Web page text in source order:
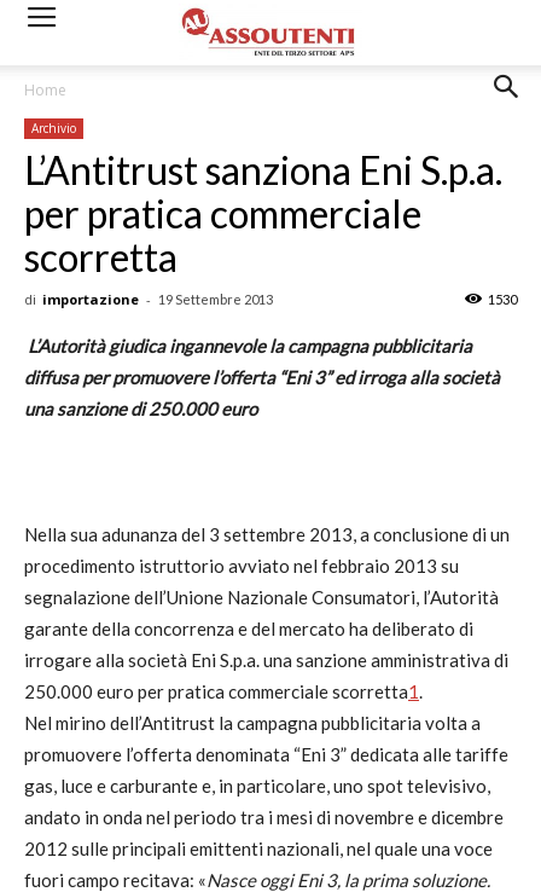
Home
Archivio
L’Antitrust sanziona Eni S.p.a.
per pratica commerciale
scorretta
di importazione - 19 Settembre 2013 1530
L’Autorità giudica ingannevole la campagna pubblicitaria
diffusa per promuovere l’offerta “Eni 3” ed irroga alla società
una sanzione di 250.000 euro
Nella sua adunanza del 3 settembre 2013, a conclusione di un
procedimento istruttorio avviato nel febbraio 2013 su
segnalazione dell’Unione Nazionale Consumatori, l’Autorità
garante della concorrenza e del mercato ha deliberato di
irrogare alla società Eni S.p.a. una sanzione amministrativa di
250.000 euro per pratica commerciale scorretta1.
Nel mirino dell’Antitrust la campagna pubblicitaria volta a
promuovere l’offerta denominata “Eni 3” dedicata alle tariffe
gas, luce e carburante e, in particolare, uno spot televisivo,
andato in onda nel periodo tra i mesi di novembre e dicembre
2012 sulle principali emittenti nazionali, nel quale una voce
fuori campo recitava: «Nasce oggi Eni 3, la prima soluzione.